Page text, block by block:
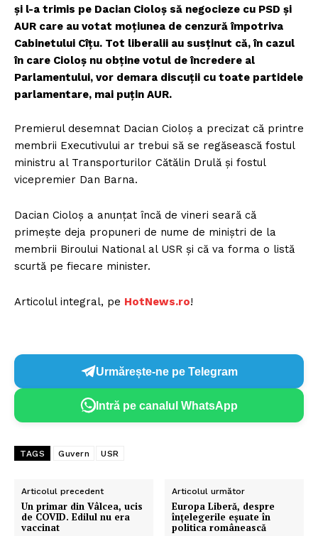
și l-a trimis pe Dacian Cioloș să negocieze cu PSD și
AUR care au votat moțiunea de cenzură împotriva
Cabinetului Cîțu. Tot liberalii au susținut că, în cazul
în care Cioloș nu obține votul de încredere al
Parlamentului, vor demara discuții cu toate partidele
parlamentare, mai puțin AUR.
Premierul desemnat Dacian Cioloş a precizat că printre
membrii Executivului ar trebui să se regăsească fostul
ministru al Transporturilor Cătălin Drulă şi fostul
vicepremier Dan Barna.
Dacian Cioloş a anunţat încă de vineri seară că
primeşte deja propuneri de nume de miniştri de la
membrii Biroului National al USR şi că va forma o listă
scurtă pe fiecare minister.
Articolul integral, pe HotNews.ro!
Urmărește-ne pe Telegram
Intră pe canalul WhatsApp
TAGS Guvern USR
Articolul precedent
Un primar din Vâlcea, ucis
de COVID. Edilul nu era
vaccinat
Articolul următor
Europa Liberă, despre
înțelegerile eșuate în
politica românească